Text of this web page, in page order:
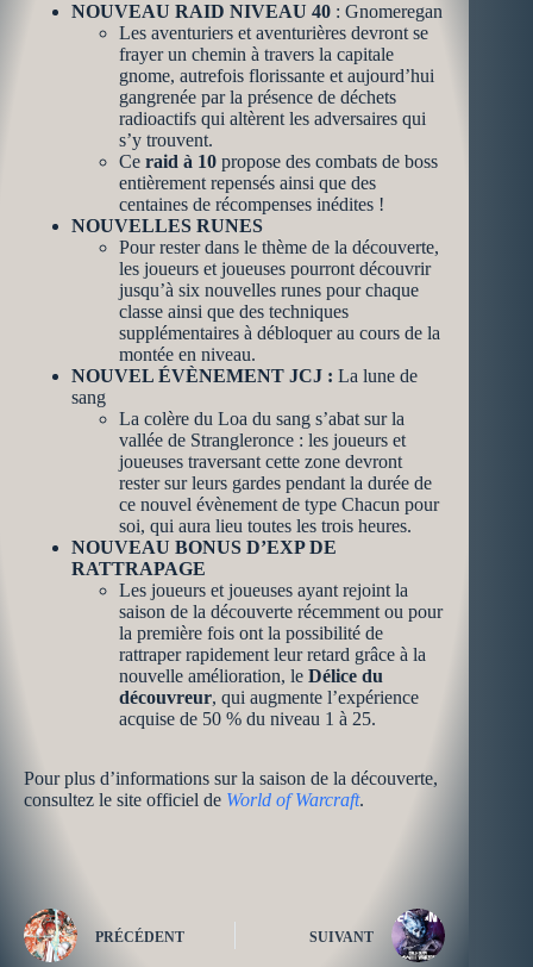
NOUVEAU RAID NIVEAU 40 : Gnomeregan
Les aventuriers et aventurières devront se
frayer un chemin à travers la capitale
gnome, autrefois florissante et aujourd’hui
gangrenée par la présence de déchets
radioactifs qui altèrent les adversaires qui
s’y trouvent.
Ce raid à 10 propose des combats de boss
entièrement repensés ainsi que des
centaines de récompenses inédites !
NOUVELLES RUNES
Pour rester dans le thème de la découverte,
les joueurs et joueuses pourront découvrir
jusqu’à six nouvelles runes pour chaque
classe ainsi que des techniques
supplémentaires à débloquer au cours de la
montée en niveau.
NOUVEL ÉVÈNEMENT JCJ : La lune de
sang
La colère du Loa du sang s’abat sur la
vallée de Strangleronce : les joueurs et
joueuses traversant cette zone devront
rester sur leurs gardes pendant la durée de
ce nouvel évènement de type Chacun pour
soi, qui aura lieu toutes les trois heures.
NOUVEAU BONUS D’EXP DE
RATTRAPAGE
Les joueurs et joueuses ayant rejoint la
saison de la découverte récemment ou pour
la première fois ont la possibilité de
rattraper rapidement leur retard grâce à la
nouvelle amélioration, le Délice du
découvreur, qui augmente l’expérience
acquise de 50 % du niveau 1 à 25.
Pour plus d’informations sur la saison de la découverte,
consultez le site officiel de World of Warcraft.
PRÉCÉDENT SUIVANT